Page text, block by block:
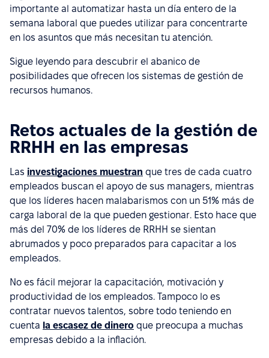
importante al automatizar hasta un día entero de la
semana laboral que puedes utilizar para concentrarte
en los asuntos que más necesitan tu atención.
Sigue leyendo para descubrir el abanico de
posibilidades que ofrecen los sistemas de gestión de
recursos humanos.
Retos actuales de la gestión de
RRHH en las empresas
Las investigaciones muestran que tres de cada cuatro
empleados buscan el apoyo de sus managers, mientras
que los líderes hacen malabarismos con un 51% más de
carga laboral de la que pueden gestionar. Esto hace que
más del 70% de los líderes de RRHH se sientan
abrumados y poco preparados para capacitar a los
empleados.
No es fácil mejorar la capacitación, motivación y
productividad de los empleados. Tampoco lo es
contratar nuevos talentos, sobre todo teniendo en
cuenta la escasez de dinero que preocupa a muchas
empresas debido a la inflación.